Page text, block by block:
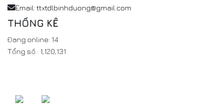
Email: ttxtdlbinhduong@gmail.com
THỐNG KÊ
Đang online: 14
Tổng số : 1,120,131